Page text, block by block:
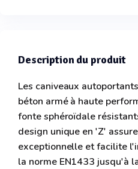
Description du produit
Les caniveaux
béton armé à haute
fonte sphéroïdale
design unique en 'Z'
exceptionnelle et facilite
la norme EN1433 jusqu'à